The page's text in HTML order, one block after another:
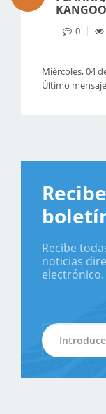
0
Miércoles, 04
Último
Recibe
noticias
electrónico.